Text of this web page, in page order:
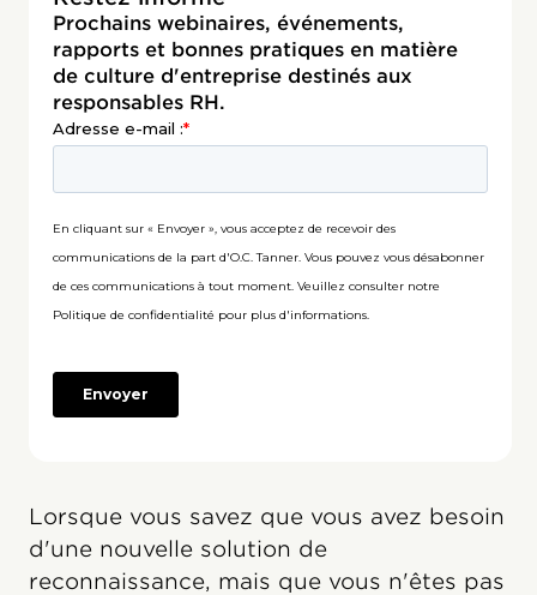
Prochains webinaires, événements,
rapports et bonnes pratiques en matière
de culture d'entreprise destinés aux
responsables RH.
Lorsque vous savez que vous avez besoin
d'une nouvelle solution de
reconnaissance, mais que vous n'êtes pas